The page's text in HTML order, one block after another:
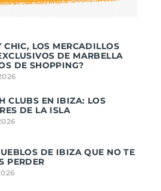
CHIC, LOS MERCADILLOS
DE MARBELLA
DE SHOPPING?
CLUBS EN IBIZA: LOS
DE LA ISLA
DE IBIZA QUE NO TE
PERDER